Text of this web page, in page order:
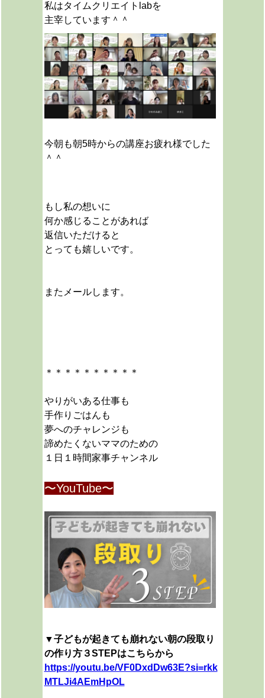
私はタイムクリエイトlabを
主宰しています＾＾
今朝も朝5時からの講座お疲れ様でした
＾＾
もし私の想いに
何か感じることがあれば
返信いただけると
とっても嬉しいです。
またメールします。
＊＊＊＊＊＊＊＊＊＊
やりがいある仕事も
手作りごはんも
夢へのチャレンジも
諦めたくないママのための
１日１時間家事チャンネル
〜YouTube〜
▼子どもが起きても崩れない朝の段取り
の作り方３STEPはこちらから
https://youtu.be/VF0DxdDw63E?si=rkk
MTLJi4AEmHpOL